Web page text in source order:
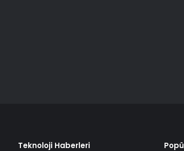
Teknoloji Haberleri